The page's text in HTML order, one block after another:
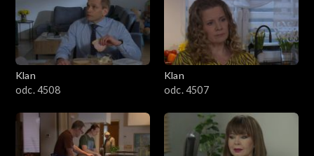
Klan
odc. 4508
Klan
odc. 4507